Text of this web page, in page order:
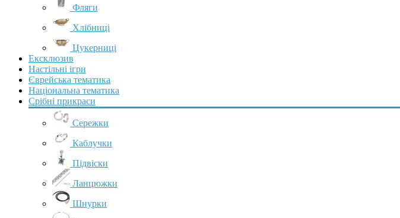
Фляги
Хлібниці
Цукерниці
Ексклюзив
Настільні ігри
Єврейська тематика
Національна тематика
Срібні прикраси
Сережки
Каблучки
Підвіски
Ланцюжки
Шнурки